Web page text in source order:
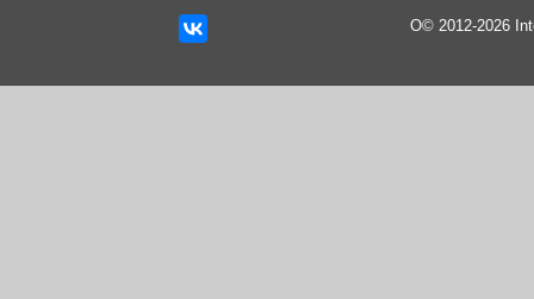
О© 2012-2026